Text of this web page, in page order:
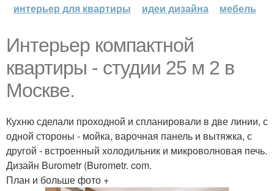
интерьер для квартиры
идеи дизайна мебель
Интерьер компактной
квартиры - студии 25 м 2 в
Москве.
Кухню сделали проходной и спланировали в две линии, с
одной стороны - мойка, варочная панель и вытяжка, с
другой - встроенный холодильник и микроволновая печь.
Дизайн Burometr (Burometr. com.
План и больше фото +